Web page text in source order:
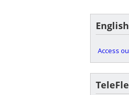
Access